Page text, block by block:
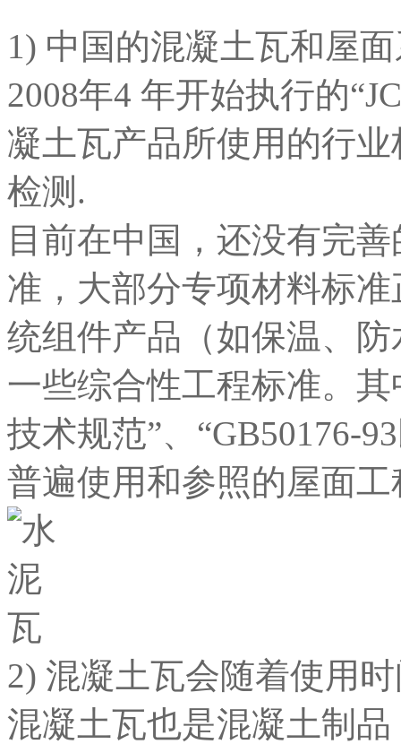
1) 中国的混凝土瓦和屋
2008年4 年开始执行的
凝土瓦产品所使用的行
检测.
目前在中国，还没有完
准，大部分专项材料标
统组件产品（如保温、
一些综合性工程标准。其
技术规范”、“GB50176-
普遍使用和参照的屋面
2) 混凝土瓦会随着使用
混凝土瓦也是混凝土制